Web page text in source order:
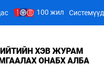
100 жил Системүүд
ХЭВ ЖУРАМ
ОНАБХ АЛБА